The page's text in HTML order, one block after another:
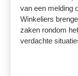
van een melding
Winkeliers
zaken rondom
verdachte